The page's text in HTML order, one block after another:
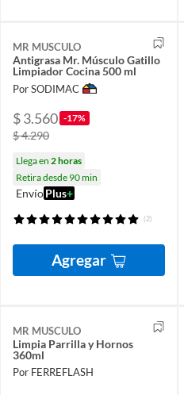
MR MUSCULO
Antigrasa Mr. Músculo Gatillo
Limpiador Cocina 500 ml
Por SODIMAC
$ 3.560 -17%
$ 4.290
Llega en 2 horas
Retira desde 90 min
EnvíoPlus+
(2)
Agregar
MR MUSCULO
Limpia Parrilla y Hornos
360ml
Por FERREFLASH